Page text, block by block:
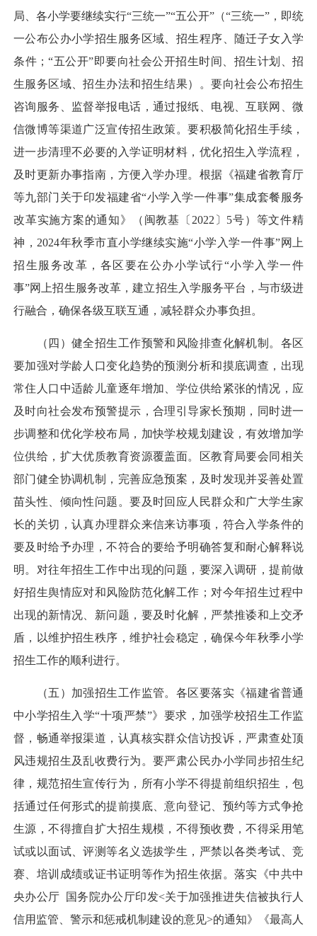
局、各小学要继续实行“三统一”“五公开”（“三统一”，即统
一公布公办小学招生服务区域、招生程序、随迁子女入学
条件；“五公开”即要向社会公开招生时间、招生计划、招
生服务区域、招生办法和招生结果）。要向社会公布招生
咨询服务、监督举报电话，通过报纸、电视、互联网、微
信微博等渠道广泛宣传招生政策。要积极简化招生手续，
进一步清理不必要的入学证明材料，优化招生入学流程，
及时更新办事指南，方便入学办理。根据《福建省教育厅
等九部门关于印发福建省“小学入学一件事”集成套餐服务
改革实施方案的通知》（闽教基〔2022〕5号）等文件精
神，2024年秋季市直小学继续实施“小学入学一件事”网上
招生服务改革，各区要在公办小学试行“小学入学一件
事”网上招生服务改革，建立招生入学服务平台，与市级进
行融合，确保各级互联互通，减轻群众办事负担。
（四）健全招生工作预警和风险排查化解机制。各区
要加强对学龄人口变化趋势的预测分析和摸底调查，出现
常住人口中适龄儿童逐年增加、学位供给紧张的情况，应
及时向社会发布预警提示，合理引导家长预期，同时进一
步调整和优化学校布局，加快学校规划建设，有效增加学
位供给，扩大优质教育资源覆盖面。区教育局要会同相关
部门健全协调机制，完善应急预案，及时发现并妥善处置
苗头性、倾向性问题。要及时回应人民群众和广大学生家
长的关切，认真办理群众来信来访事项，符合入学条件的
要及时给予办理，不符合的要给予明确答复和耐心解释说
明。对往年招生工作中出现的问题，要深入调研，提前做
好招生舆情应对和风险防范化解工作；对今年招生过程中
出现的新情况、新问题，要及时化解，严禁推诿和上交矛
盾，以维护招生秩序，维护社会稳定，确保今年秋季小学
招生工作的顺利进行。
（五）加强招生工作监管。各区要落实《福建省普通
中小学招生入学“十项严禁”》要求，加强学校招生工作监
督，畅通举报渠道，认真核实群众信访投诉，严肃查处顶
风违规招生及乱收费行为。要严肃公民办小学同步招生纪
律，规范招生宣传行为，所有小学不得提前组织招生，包
括通过任何形式的提前摸底、意向登记、预约等方式争抢
生源，不得擅自扩大招生规模，不得预收费，不得采用笔
试或以面试、评测等名义选拔学生，严禁以各类考试、竞
赛、培训成绩或证书证明等作为招生依据。落实《中共中
央办公厅 国务院办公厅印发<关于加强推进失信被执行人
信用监管、警示和惩戒机制建设的意见>的通知》《最高人